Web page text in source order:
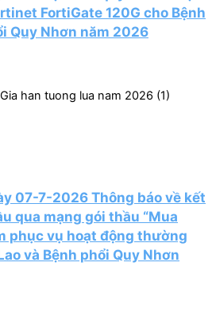
FortiGate 120G cho Bệnh
Quy Nhơn năm 2026
han tuong lua nam 2026 (1)
07-7-2026 Thông báo về kết
qua mạng gói thầu “Mua
phục vụ hoạt động thường
và Bệnh phổi Quy Nhơn